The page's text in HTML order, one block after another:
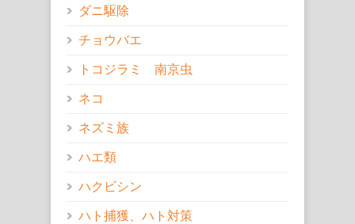
ダニ駆除
チョウバエ
トコジラミ 南京虫
ネコ
ネズミ族
ハエ類
ハクビシン
ハト捕獲、ハト対策